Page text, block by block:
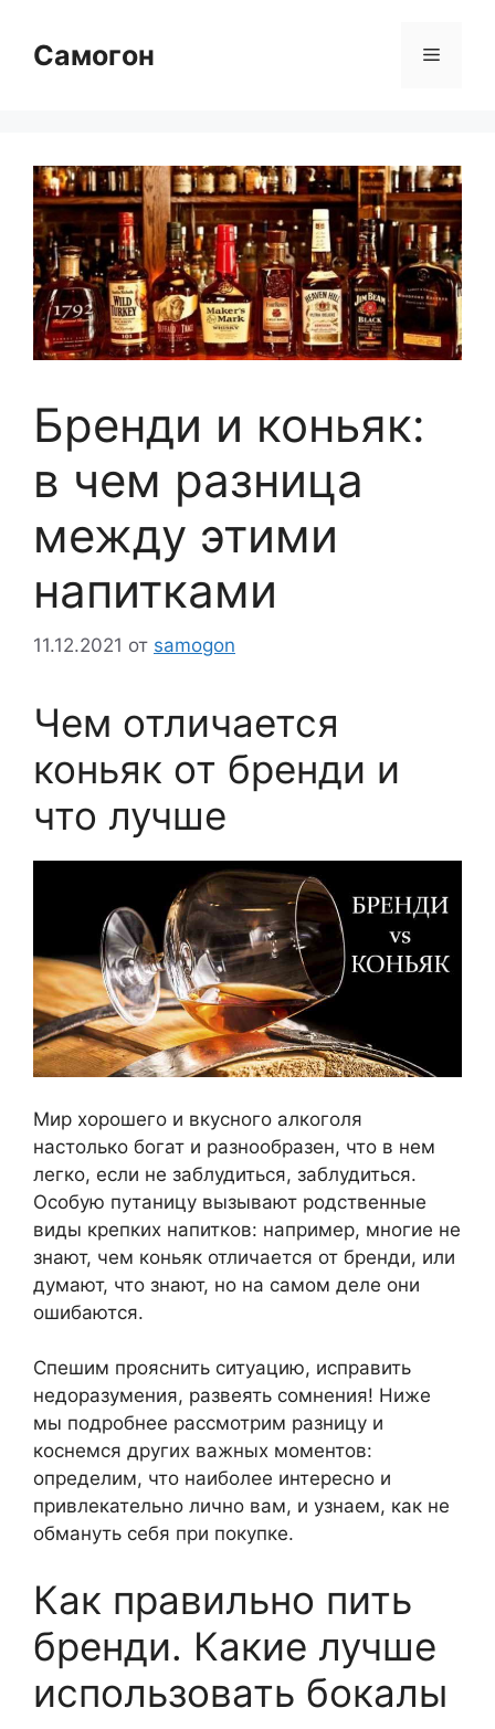
содержимому
Самогон Меню
Бренди и коньяк:
в чем разница
между этими
напитками
11.12.2021 от samogon
Чем отличается
коньяк от бренди и
что лучше
Мир хорошего и вкусного алкоголя
настолько богат и разнообразен, что в нем
легко, если не заблудиться, заблудиться.
Особую путаницу вызывают родственные
виды крепких напитков: например, многие не
знают, чем коньяк отличается от бренди, или
думают, что знают, но на самом деле они
ошибаются.
Спешим прояснить ситуацию, исправить
недоразумения, развеять сомнения! Ниже
мы подробнее рассмотрим разницу и
коснемся других важных моментов:
определим, что наиболее интересно и
привлекательно лично вам, и узнаем, как не
обмануть себя при покупке.
Как правильно пить
бренди. Какие лучше
использовать бокалы